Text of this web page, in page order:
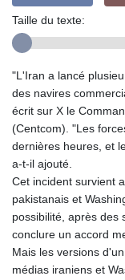
Taille du texte:
"L'Iran a lancé
des navires
écrit sur X le
(Centcom). "Les
dernières heures, et
a-t-il ajouté.
Cet incident survient
pakistanais et
possibilité, après des
conclure un accord
Mais les versions
médias iraniens et